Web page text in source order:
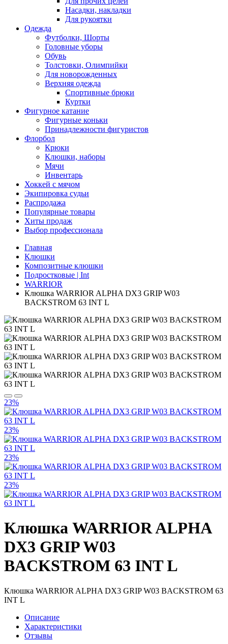
Насадки, накладки
Для рукоятки
Одежда
Футболки, Шорты
Головные уборы
Обувь
Толстовки, Олимпийки
Для новорожденных
Верхняя одежда
Спортивные брюки
Куртки
Фигурное катание
Фигурные коньки
Принадлежности фигуристов
Флорбол
Крюки
Клюшки, наборы
Мячи
Инвентарь
Хоккей с мячом
Экипировка судьи
Распродажа
Популярные товары
Хиты продаж
Выбор профессионала
Главная
Клюшки
Композитные клюшки
Подростковые | Int
WARRIOR
Клюшка WARRIOR ALPHA DX3 GRIP W03
BACKSTROM 63 INT L
23%
23%
23%
23%
Клюшка WARRIOR ALPHA
DX3 GRIP W03
BACKSTROM 63 INT L
Клюшка WARRIOR ALPHA DX3 GRIP W03 BACKSTROM 63
INT L
Описание
Характеристики
Отзывы